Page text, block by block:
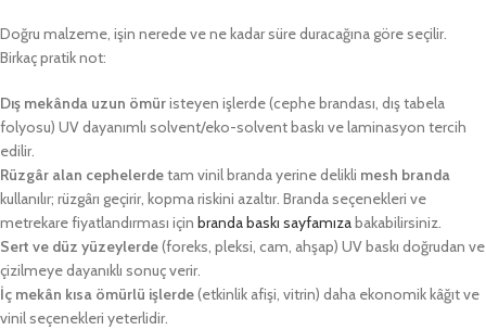
Doğru malzeme, işin nerede ve ne kadar süre duracağına göre seçilir.
Birkaç pratik not:
Dış mekânda uzun ömüristeyen işlerde (cephe brandası, dış tabela
folyosu) UV dayanımlı solvent/eko-solvent baskı ve laminasyon tercih
edilir.
Rüzgâr alan cephelerdetam vinil branda yerine delikli mesh branda
kullanılır; rüzgârı geçirir, kopma riskini azaltır. Branda seçenekleri ve
metrekare fiyatlandırması için branda baskı sayfamızabakabilirsiniz.
Sert ve düz yüzeylerde(foreks, pleksi, cam, ahşap) UV baskı doğrudan ve
çizilmeye dayanıklı sonuç verir.
İç mekân kısa ömürlü işlerde(etkinlik afişi, vitrin) daha ekonomik kâğıt ve
vinil seçenekleri yeterlidir.